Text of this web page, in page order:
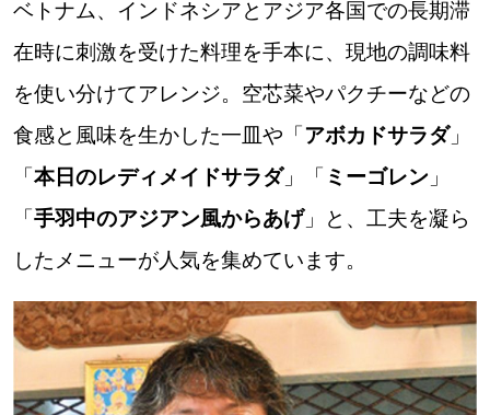
ベトナム、インドネシアとアジア各国での長期滞
在時に刺激を受けた料理を手本に、現地の調味料
を使い分けてアレンジ。空芯菜やパクチーなどの
食感と風味を生かした一皿や「アボカドサラダ」
「本日のレディメイドサラダ」「 ミーゴレン」
「手羽中のアジアン風からあげ」と、工夫を凝ら
したメニューが人気を集めています。